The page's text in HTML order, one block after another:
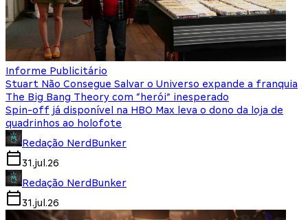
Informe Publicitário
Stuart Não Consegue Salvar o Universo expande a franquia
The Big Bang Theory com “herói” inesperado
Spin-off já disponível na HBO Max leva o dono da loja de
quadrinhos ao holofote
Redação NerdBunker
31.jul.26
Redação NerdBunker
31.jul.26